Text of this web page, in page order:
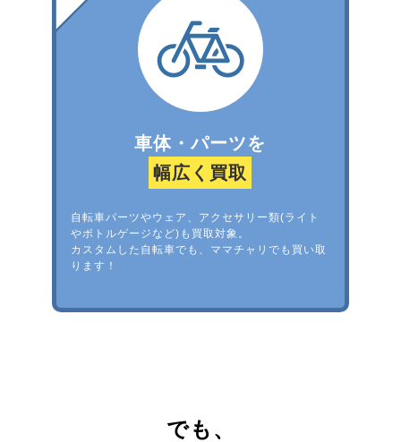
車体・パーツを
幅広く買取
自転車パーツやウェア、アクセサリー類(ライト
やボトルゲージなど)も買取対象。
カスタムした自転車でも、ママチャリでも買い取
ります！
でも、